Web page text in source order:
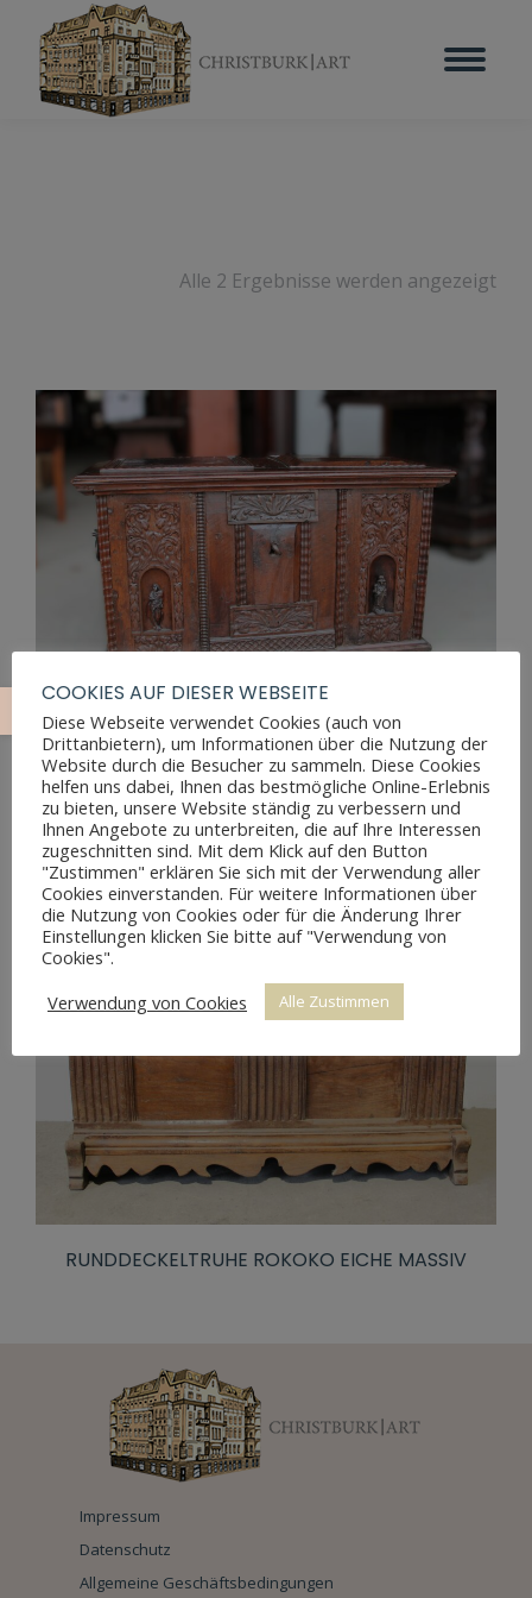
Alle 2 Ergebnisse werden angezeigt
ANTIKE RENAISSANCE TRUHE
RUNDDECKELTRUHE ROKOKO EICHE MASSIV
Impressum
Datenschutz
Allgemeine Geschäftsbedingungen
COOKIES AUF DIESER WEBSEITE
Diese Webseite verwendet Cookies (auch von
Drittanbietern), um Informationen über die Nutzung der
Website durch die Besucher zu sammeln. Diese Cookies
helfen uns dabei, Ihnen das bestmögliche Online-Erlebnis
zu bieten, unsere Website ständig zu verbessern und
Ihnen Angebote zu unterbreiten, die auf Ihre Interessen
zugeschnitten sind. Mit dem Klick auf den Button
"Zustimmen" erklären Sie sich mit der Verwendung aller
Cookies einverstanden. Für weitere Informationen über
die Nutzung von Cookies oder für die Änderung Ihrer
Einstellungen klicken Sie bitte auf "Verwendung von
Cookies".
Verwendung von Cookies
Alle Zustimmen